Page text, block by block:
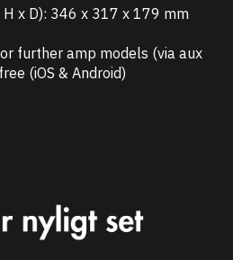
H x D): 346 x 317 x 179 mm
further amp models (via aux
(iOS & Android)